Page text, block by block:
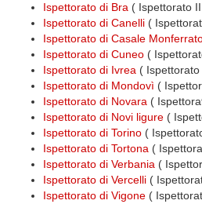
Ispettorato di Bra ( Ispettorato
Ispettorato di Canelli (
Ispettorato di Casale
Ispettorato di Cuneo (
Ispettorato di Ivrea ( Ispettorato
Ispettorato di Mondovì (
Ispettorato di Novara (
Ispettorato di Novi ligure (
Ispettorato di Torino (
Ispettorato di Tortona (
Ispettorato di Verbania (
Ispettorato di Vercelli (
Ispettorato di Vigone (